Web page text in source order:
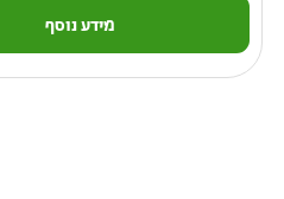
מידע נוסף